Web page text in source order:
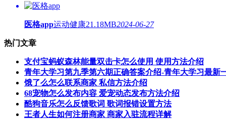
医格app运动健康21.18MB2024-06-27
热门文章
支付宝蚂蚁森林能量双击卡怎么使用 使用方法介绍
青年大学习第九季第六期正确答案介绍-青年大学习最新
饿了么怎么联系商家 私信方法介绍
68宠物怎么发布内容 爱宠动态发布方法介绍
酷狗音乐怎么反馈歌词 歌词报错设置方法
王者人生如何注册商家 商家入驻流程详解